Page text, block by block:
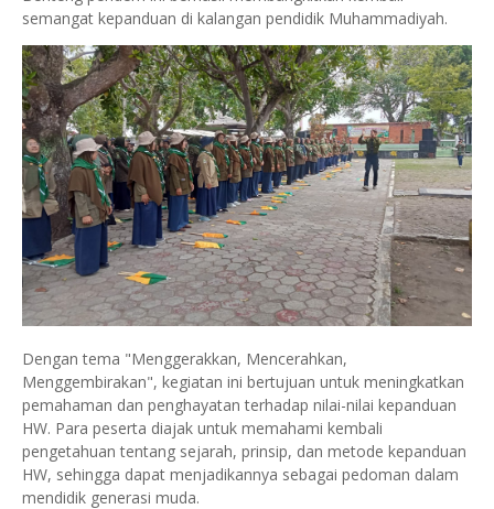
semangat kepanduan di kalangan pendidik Muhammadiyah.
Dengan tema "Menggerakkan, Mencerahkan,
Menggembirakan", kegiatan ini bertujuan untuk meningkatkan
pemahaman dan penghayatan terhadap nilai-nilai kepanduan
HW. Para peserta diajak untuk memahami kembali
pengetahuan tentang sejarah, prinsip, dan metode kepanduan
HW, sehingga dapat menjadikannya sebagai pedoman dalam
mendidik generasi muda.